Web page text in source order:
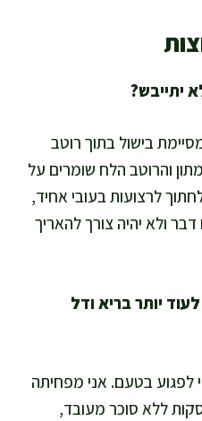
בישול בתוך רוטב
והרוטב הלח שומרים על
לרצועות בעובי אחיד,
ולא יהיה צורך להאריך
יותר בריא ודל
לפגוע בטעם. אני מפחיתה
ללא סוכר מעובד,